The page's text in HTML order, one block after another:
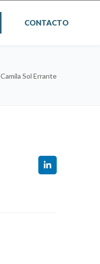
CONTACTO
Camila Sol Errante